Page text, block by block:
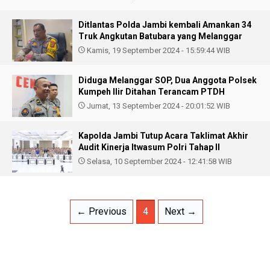
Ditlantas Polda Jambi kembali Amankan 34
Truk Angkutan Batubara yang Melanggar
Kamis, 19 September 2024 - 15:59:44 WIB
Diduga Melanggar SOP, Dua Anggota Polsek
Kumpeh Ilir Ditahan Terancam PTDH
Jumat, 13 September 2024 - 20:01:52 WIB
Kapolda Jambi Tutup Acara Taklimat Akhir
Audit Kinerja Itwasum Polri Tahap II
Selasa, 10 September 2024 - 12:41:58 WIB
← Previous 4 Next →